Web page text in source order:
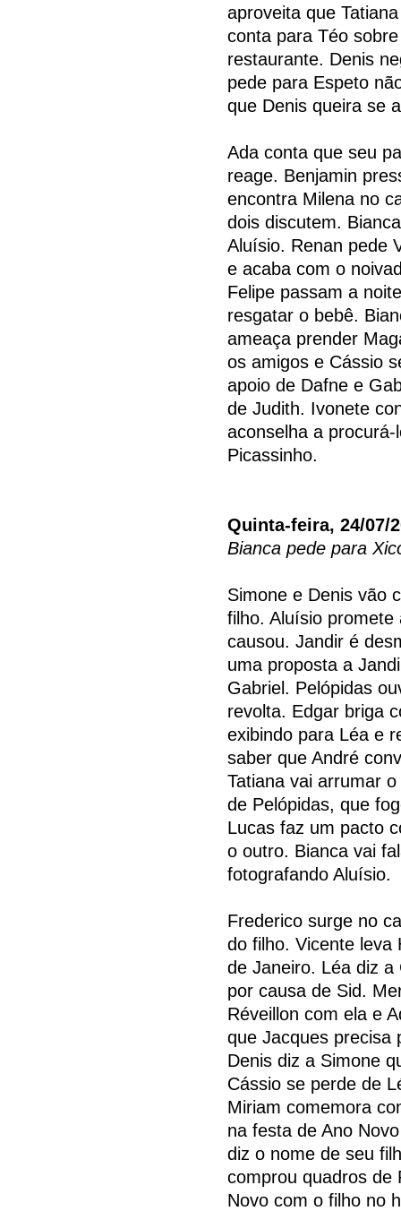
aproveita que
conta para Téo
restaurante. Denis
pede para Espeto
que Denis queira se
Ada conta que seu
reage. Benjamin
encontra Milena no
dois discutem.
Aluísio. Renan pede
e acaba com o
Felipe passam a
resgatar o bebê.
ameaça prender
os amigos e Cássio
apoio de Dafne e
de Judith. Ivonete
aconselha a
Picassinho.
Quinta-feira, 24/07/
Bianca pede para
Simone e Denis vão
filho. Aluísio
causou. Jandir é
uma proposta a
Gabriel. Pelópidas
revolta. Edgar briga
exibindo para Léa e
saber que André
Tatiana vai arrumar
de Pelópidas, que
Lucas faz um pacto
o outro. Bianca vai
fotografando Aluísio.
Frederico surge no
do filho. Vicente leva
de Janeiro. Léa diz a
por causa de Sid.
Réveillon com ela e
que Jacques precisa
Denis diz a Simone
Cássio se perde de
Miriam comemora
na festa de Ano
diz o nome de seu
comprou quadros de
Novo com o filho no